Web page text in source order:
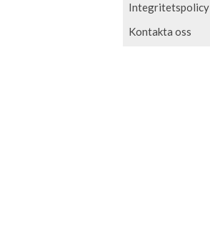
Integritetspolicy
Kontakta oss